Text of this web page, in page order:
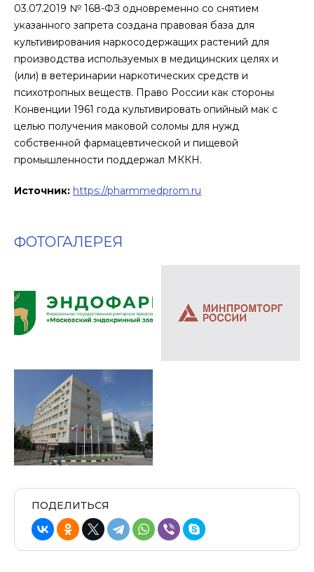
03.07.2019 № 168-ФЗ одновременно со снятием
указанного запрета создана правовая база для
культивирования наркосодержащих растений для
производства используемых в медицинских целях и
(или) в ветеринарии наркотических средств и
психотропных веществ. Право России как стороны
Конвенции 1961 года культивировать опийный мак с
целью получения маковой соломы для нужд
собственной фармацевтической и пищевой
промышленности поддержал МККН.
Источник: https://pharmmedprom.ru
ФОТОГАЛЕРЕЯ
ПОДЕЛИТЬСЯ